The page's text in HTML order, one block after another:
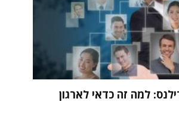
למה זה כדאי לארגון